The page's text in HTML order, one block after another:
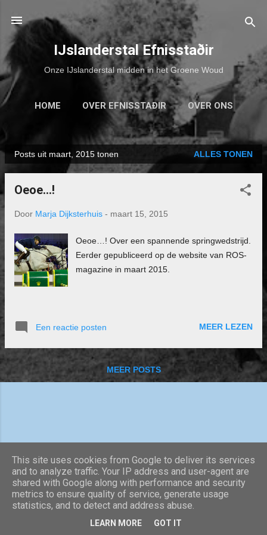
Doorgaan naar hoofdcontent
IJslanderstal Efnisstaðir
Onze IJslanderstal midden in het Groene Woud
HOME OVER EFNISSTAÐIR OVER ONS
ONZE PAARDEN MEER… CONTACT
P
o
Posts uit maart, 2015 tonen ALLES TONEN
Oeoe...!
Door Marja Dijksterhuis - maart 15, 2015
Oeoe…! Over een spannende springwedstrijd.
Eerder gepubliceerd op de website van ROS-
magazine in maart 2015.
Een reactie posten MEER LEZEN
MEER POSTS
Mogelijk gemaakt door Blogger
This site uses cookies from Google to deliver its services
and to analyze traffic. Your IP address and user-agent are
shared with Google along with performance and security
metrics to ensure quality of service, generate usage
statistics, and to detect and address abuse.
LEARN MORE GOT IT